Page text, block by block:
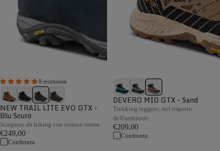
8 recensioni
NEW TRAIL LITE EVO GTX -
Blu Scuro
Scarpone da hiking con tomaia intera
€249,00
Confronta
DEVERO MID GTX - Sand
Trekking leggero, nel rispetto
dell'ambiente.
€209,00
Confronta